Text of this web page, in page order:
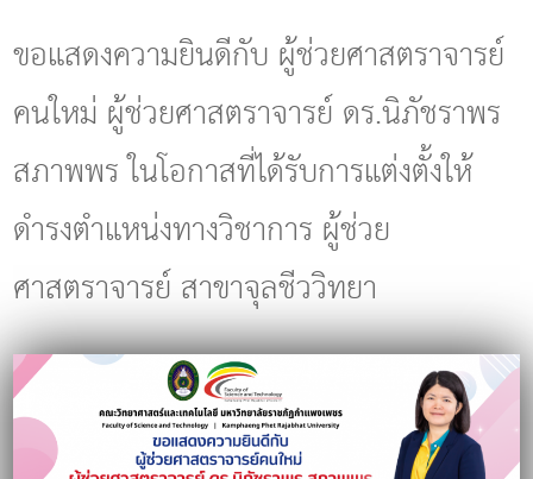
e
a
v
ขอแสดงความยินดีกับ ผู้ช่วยศาสตราจารย์
คนใหม่ ผู้ช่วยศาสตราจารย์ ดร.นิภัชราพร
สภาพพร ในโอกาสที่ได้รับการแต่งตั้งให้
ดำรงตำแหน่งทางวิชาการ ผู้ช่วย
ศาสตราจารย์ สาขาจุลชีววิทยา